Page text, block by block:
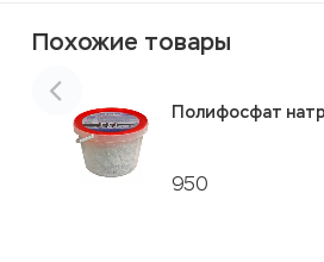
Похожие товары
950
Полифосфат